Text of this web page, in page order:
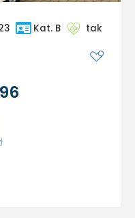
Kat. B tak